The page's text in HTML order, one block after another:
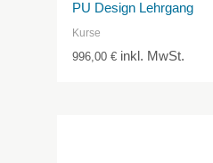
PU Design Lehrgang
Kurse
996,00€ inkl. MwSt.